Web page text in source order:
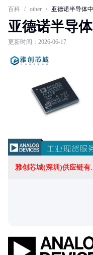
百科 / other / 亚德诺半导体
亚德诺半导
更新时间：2026-06-17
雅创